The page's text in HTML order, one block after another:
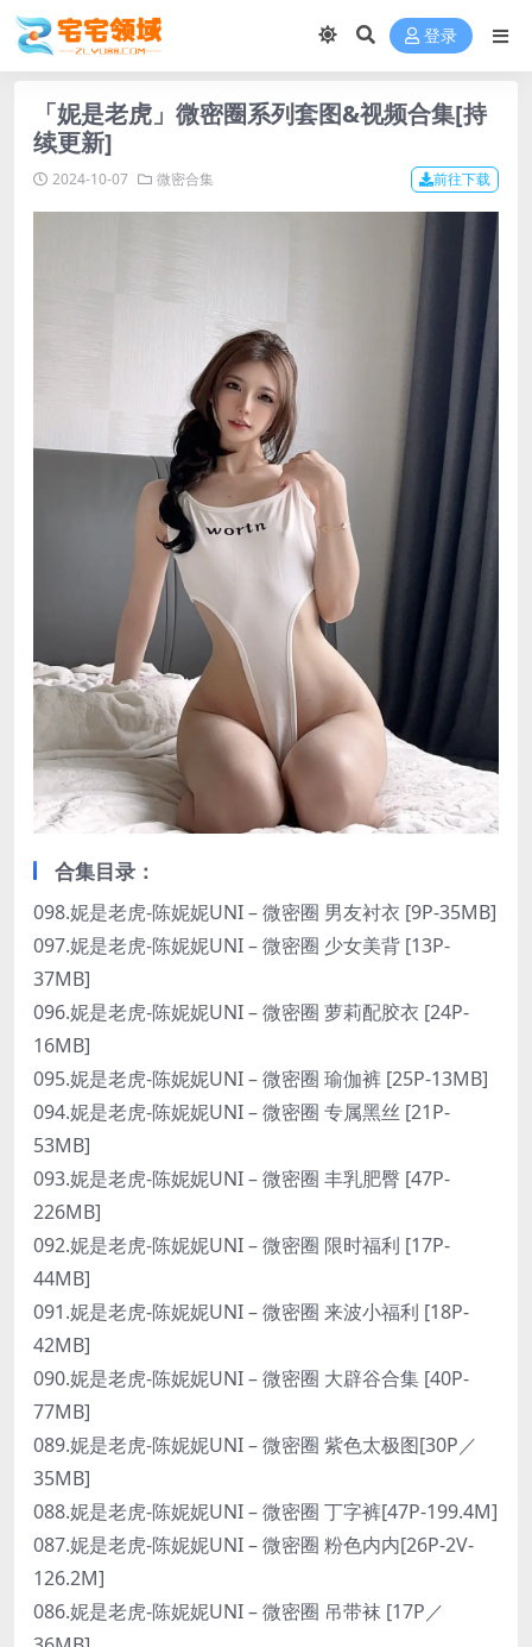
登录
「妮是老虎」微密圈系列套图&视频合集[持
续更新]
2024-10-07 微密合集 前往下载
合集目录：
098.妮是老虎-陈妮妮UNI – 微密圈 男友衬衣 [9P-35MB]
097.妮是老虎-陈妮妮UNI – 微密圈 少女美背 [13P-
37MB]
096.妮是老虎-陈妮妮UNI – 微密圈 萝莉配胶衣 [24P-
16MB]
095.妮是老虎-陈妮妮UNI – 微密圈 瑜伽裤 [25P-13MB]
094.妮是老虎-陈妮妮UNI – 微密圈 专属黑丝 [21P-
53MB]
093.妮是老虎-陈妮妮UNI – 微密圈 丰乳肥臀 [47P-
226MB]
092.妮是老虎-陈妮妮UNI – 微密圈 限时福利 [17P-
44MB]
091.妮是老虎-陈妮妮UNI – 微密圈 来波小福利 [18P-
42MB]
090.妮是老虎-陈妮妮UNI – 微密圈 大辟谷合集 [40P-
77MB]
089.妮是老虎-陈妮妮UNI – 微密圈 紫色太极图[30P／
35MB]
088.妮是老虎-陈妮妮UNI – 微密圈 丁字裤[47P-199.4M]
087.妮是老虎-陈妮妮UNI – 微密圈 粉色内内[26P-2V-
126.2M]
086.妮是老虎-陈妮妮UNI – 微密圈 吊带袜 [17P／